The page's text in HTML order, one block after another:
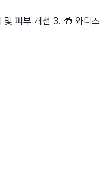
피부 개선 3. 🎁 와디